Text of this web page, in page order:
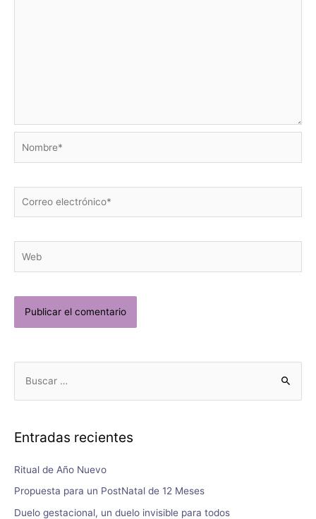
Entradas recientes
Ritual de Año Nuevo
Propuesta para un PostNatal de 12 Meses
Duelo gestacional, un duelo invisible para todos